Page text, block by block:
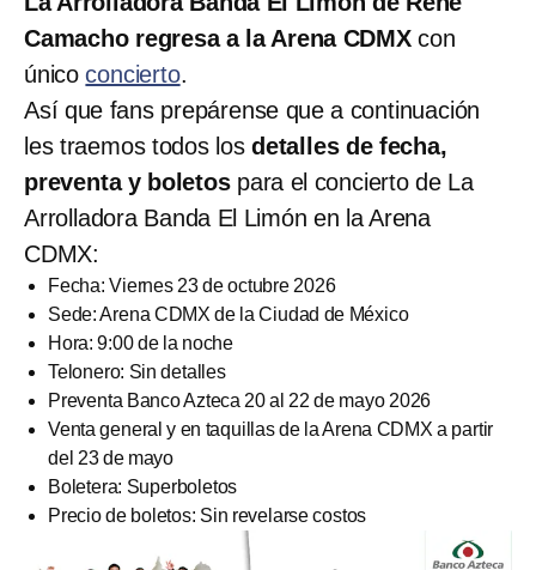
Camacho regresa a la Arena CDMXcon
únicoconcierto.
Así que fans prepárense que a continuación
les traemos todos losdetalles de fecha,
preventa y boletospara el concierto de La
Arrolladora Banda El Limón en la Arena
CDMX:
Fecha: Viernes 23 de octubre 2026
Sede: Arena CDMX de la Ciudad de México
Hora: 9:00 de la noche
Telonero: Sin detalles
Preventa Banco Azteca 20 al 22 de mayo 2026
Venta general y en taquillas de la Arena CDMX a partir
del 23 de mayo
Boletera: Superboletos
Precio de boletos: Sin revelarse costos